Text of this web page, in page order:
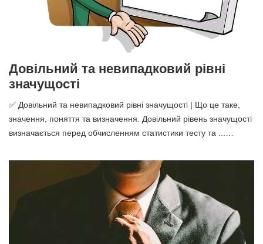
Довільний та невипадковий рівні
значущості
✅ Довільний та невипадковий рівні значущості | Що це таке,
значення, поняття та визначення. Довільний рівень значущості
визначається перед обчисленням статистики тесту та ...…